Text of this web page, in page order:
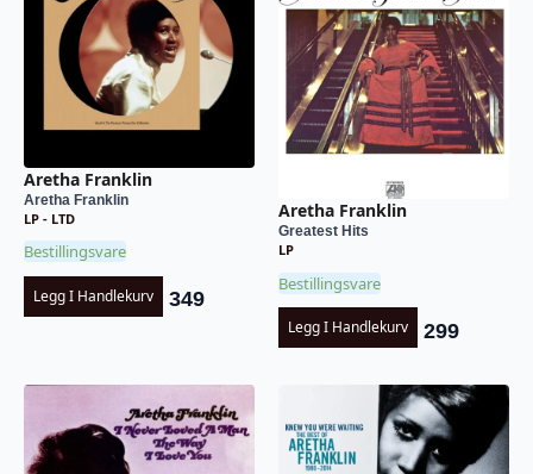
Aretha Franklin
Aretha Franklin
LP - LTD
Bestillingsvare
Legg I Handlekurv 349
Aretha Franklin
Greatest Hits
LP
Bestillingsvare
Legg I Handlekurv 299